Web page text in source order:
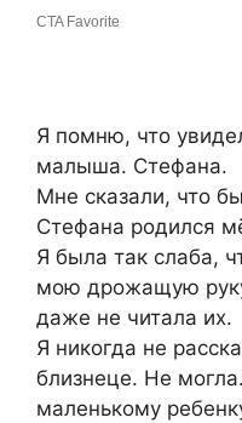
Я помню, что
малыша. Стефана.
Мне сказали, что
Стефана родился
Я была так слаба,
мою дрожащую
даже не читала их.
Я никогда не
близнеце. Не
маленькому